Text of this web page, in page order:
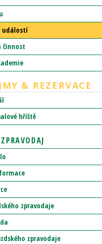
událostí
činnost
& REZERVACE
hřiště
zpravodaje
zpravodaje